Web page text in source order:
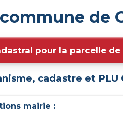
de
pour la parcelle de
cadastre et PLU
mairie :